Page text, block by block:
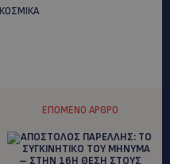
ΚΟΣΜΙΚΑ
ΕΠΌΜΕΝΟ ΆΡΘΡΟ